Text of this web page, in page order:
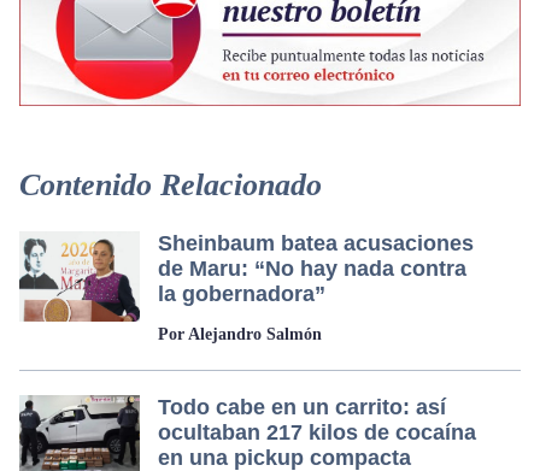
Contenido Relacionado
Sheinbaum batea acusaciones
de Maru: “No hay nada contra
la gobernadora”
Por Alejandro Salmón
Todo cabe en un carrito: así
ocultaban 217 kilos de cocaína
en una pickup compacta